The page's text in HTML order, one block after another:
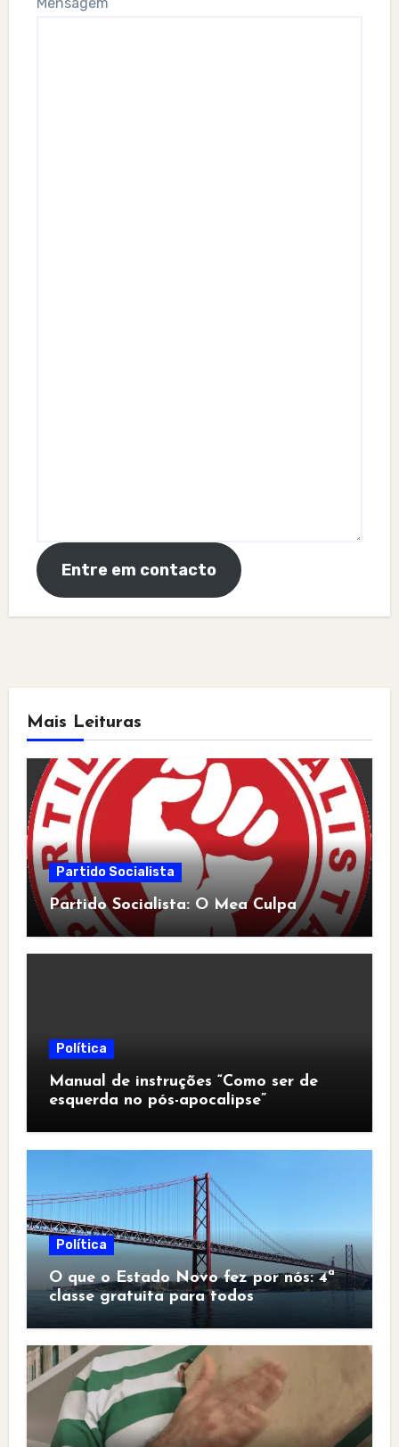
Entre em contacto
Mais Leituras
Partido Socialista
Partido Socialista: O Mea Culpa
Política
Manual de instruções “Como ser de
esquerda no pós-apocalipse”
Política
O que o Estado Novo fez por nós: 4ª
classe gratuita para todos